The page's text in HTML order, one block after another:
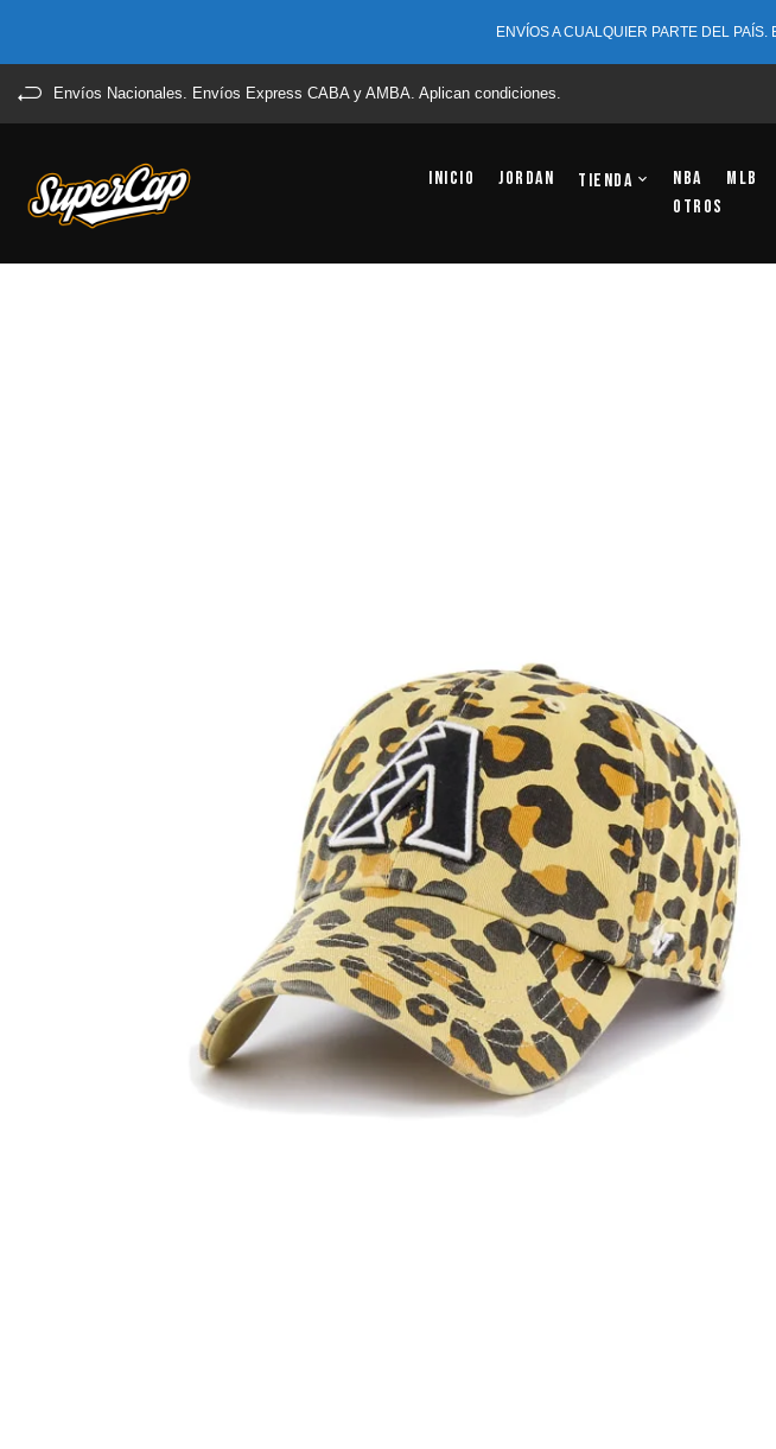
ENVÍOS A CUALQUIER PARTE DEL
Envíos Nacionales. Envíos Express CABA y AMBA. Aplican condiciones.
Inicio Jordan Tienda NBA MLB
OTROS